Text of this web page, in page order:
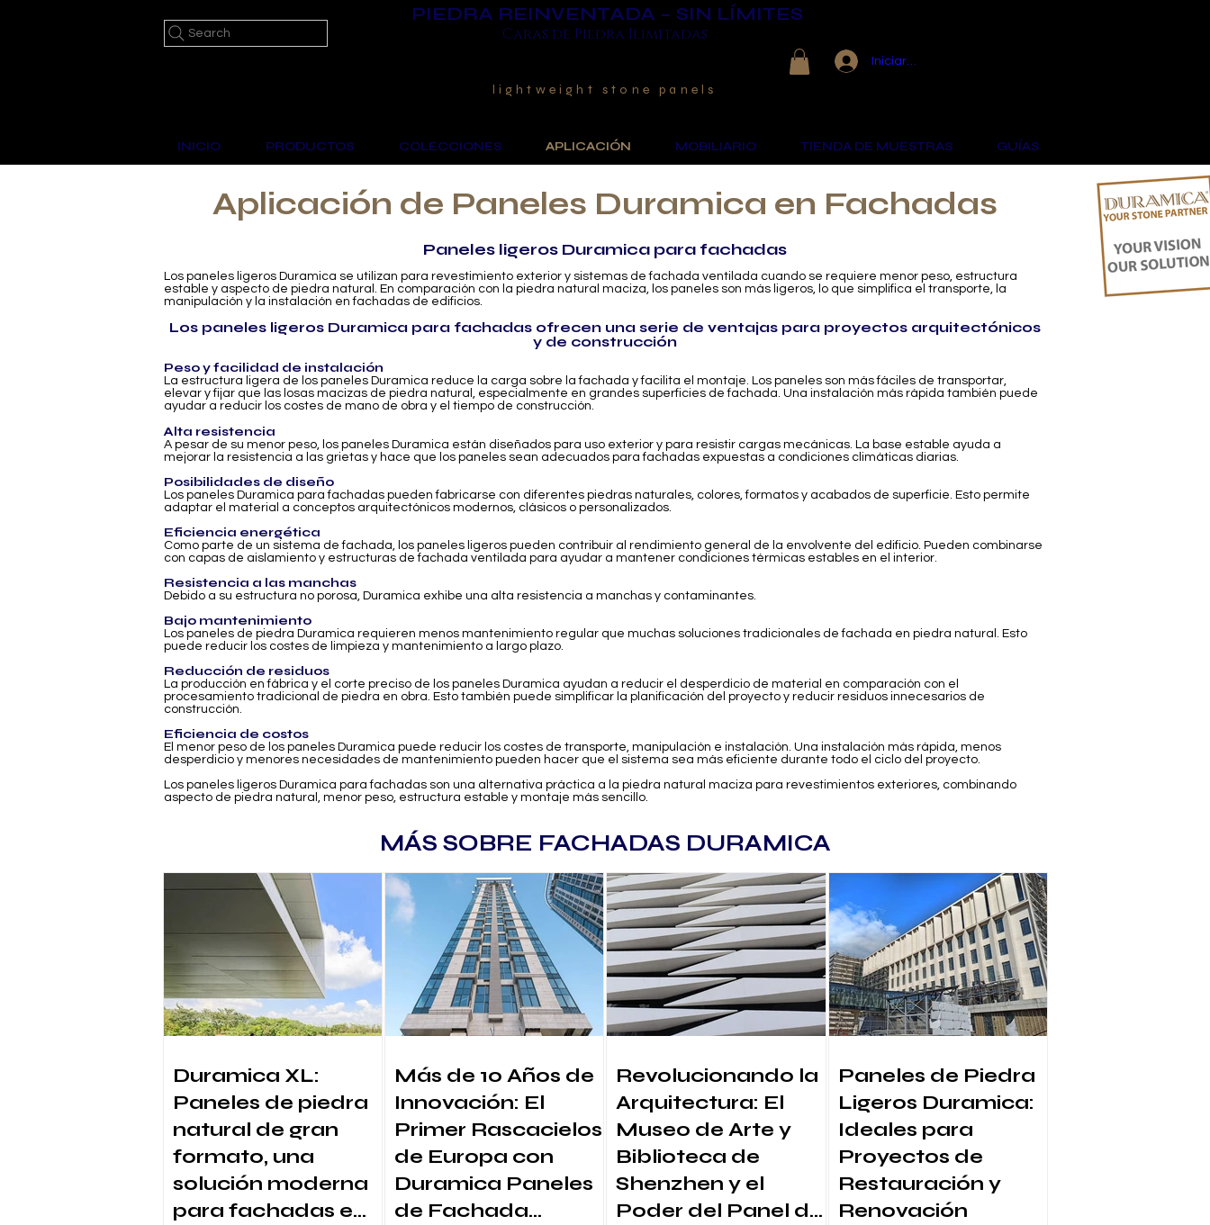
Search
Iniciar sesión
PIEDRA REINVENTADA – SIN LÍMITES
Caras de Piedra Ilimitadas
lightweight stone panels
INICIO PRODUCTOS COLECCIONES APLICACIÓN MOBILIARIO TIENDA DE MUESTRAS GUÍAS
Aplicación de Paneles Duramica en Fachadas
Paneles ligeros Duramica para fachadas
Los paneles ligeros Duramica se utilizan para revestimiento exterior y sistemas de fachada ventilada cuando se requiere menor peso, estructura
estable y aspecto de piedra natural. En comparación con la piedra natural maciza, los paneles son más ligeros, lo que simplifica el transporte, la
manipulación y la instalación en fachadas de edificios.
Los paneles ligeros Duramica para fachadas ofrecen una serie de ventajas para proyectos arquitectónicos
y de construcción
Peso y facilidad de instalación
La estructura ligera de los paneles Duramica reduce la carga sobre la fachada y facilita el montaje. Los paneles son más fáciles de transportar,
elevar y fijar que las losas macizas de piedra natural, especialmente en grandes superficies de fachada. Una instalación más rápida también puede
ayudar a reducir los costes de mano de obra y el tiempo de construcción.
Alta resistencia
A pesar de su menor peso, los paneles Duramica están diseñados para uso exterior y para resistir cargas mecánicas. La base estable ayuda a
mejorar la resistencia a las grietas y hace que los paneles sean adecuados para fachadas expuestas a condiciones climáticas diarias.
Posibilidades de diseño
Los paneles Duramica para fachadas pueden fabricarse con diferentes piedras naturales, colores, formatos y acabados de superficie. Esto permite
adaptar el material a conceptos arquitectónicos modernos, clásicos o personalizados.
Eficiencia energética
Como parte de un sistema de fachada, los paneles ligeros pueden contribuir al rendimiento general de la envolvente del edificio. Pueden combinarse
con capas de aislamiento y estructuras de fachada ventilada para ayudar a mantener condiciones térmicas estables en el interior.
Resistencia a las manchas
Debido a su estructura no porosa, Duramica exhibe una alta resistencia a manchas y contaminantes.
Bajo mantenimiento
Los paneles de piedra Duramica requieren menos mantenimiento regular que muchas soluciones tradicionales de fachada en piedra natural. Esto
puede reducir los costes de limpieza y mantenimiento a largo plazo.
Reducción de residuos
La producción en fábrica y el corte preciso de los paneles Duramica ayudan a reducir el desperdicio de material en comparación con el
procesamiento tradicional de piedra en obra. Esto también puede simplificar la planificación del proyecto y reducir residuos innecesarios de
construcción.
Eficiencia de costos
El menor peso de los paneles Duramica puede reducir los costes de transporte, manipulación e instalación. Una instalación más rápida, menos
desperdicio y menores necesidades de mantenimiento pueden hacer que el sistema sea más eficiente durante todo el ciclo del proyecto.
Los paneles ligeros Duramica para fachadas son una alternativa práctica a la piedra natural maciza para revestimientos exteriores, combinando
aspecto de piedra natural, menor peso, estructura estable y montaje más sencillo.
MÁS SOBRE FACHADAS DURAMICA
Duramica XL:
Paneles de piedra
natural de gran
formato, una
solución moderna
para fachadas e
Más de 10 Años de
Innovación: El
Primer Rascacielos
de Europa con
Duramica Paneles
de Fachada
Revolucionando la
Arquitectura: El
Museo de Arte y
Biblioteca de
Shenzhen y el
Poder del Panel de
Paneles de Piedra
Ligeros Duramica:
Ideales para
Proyectos de
Restauración y
Renovación